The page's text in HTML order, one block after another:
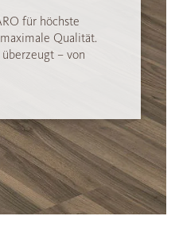
für höchste
Qualität.
– von